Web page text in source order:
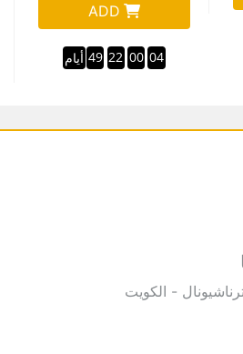
ADD
04
00
22
49 أيام
- الكويت